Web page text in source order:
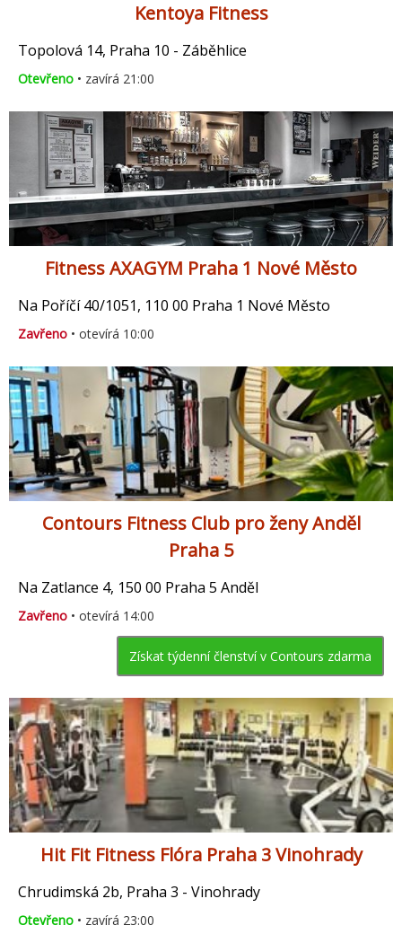
Kentoya Fitness
Topolová 14, Praha 10 - Záběhlice
Otevřeno • zavírá 21:00
Fitness AXAGYM Praha 1 Nové Město
Na Poříčí 40/1051, 110 00 Praha 1 Nové Město
Zavřeno • otevírá 10:00
Contours Fitness Club pro ženy Anděl
Praha 5
Na Zatlance 4, 150 00 Praha 5 Anděl
Zavřeno • otevírá 14:00
Získat týdenní členství v Contours zdarma
Hit Fit Fitness Flóra Praha 3 Vinohrady
Chrudimská 2b, Praha 3 - Vinohrady
Otevřeno • zavírá 23:00